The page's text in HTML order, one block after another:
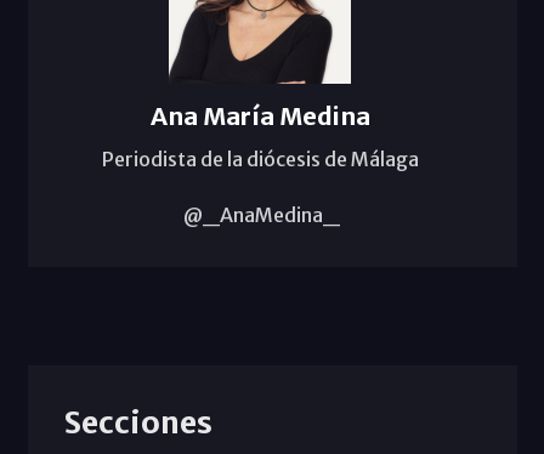
Ana María Medina
Periodista de la diócesis de Málaga
@_AnaMedina_
Secciones